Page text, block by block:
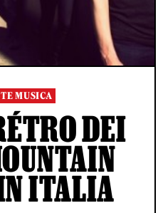
MUSICA
DEI
ITALIA